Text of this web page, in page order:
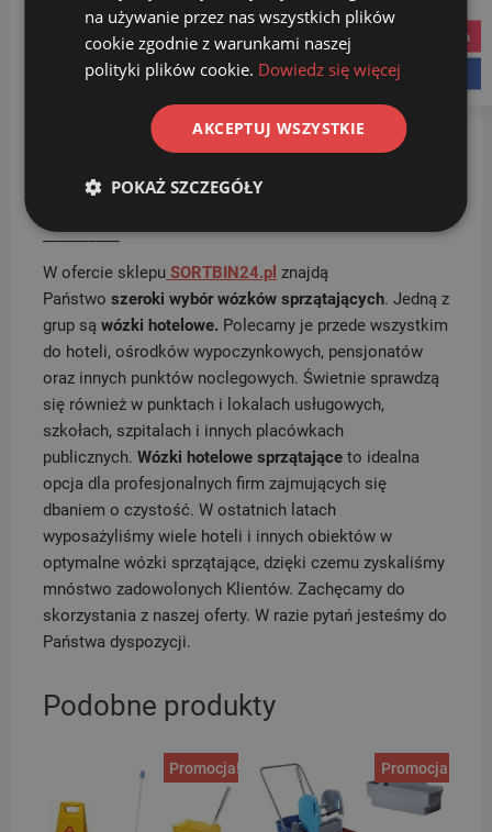
Hotelowy wózek do sprzątania: Wysokiej jakości
(rączka, stelaż i rama)
worek ze zdjęcia nie jest częścią proponowanego
zestawu
__________
W ofercie sklepuSORTBIN24.pl znajdą
Państwo szeroki wybór wózków sprzątających. Jedną z
grup są wózki hotelowe. Polecamy je przede wszystkim
do hoteli, ośrodków wypoczynkowych, pensjonatów
oraz innych punktów noclegowych. Świetnie sprawdzą
się również w punktach i lokalach usługowych,
szkołach, szpitalach i innych placówkach
publicznych. Wózki hotelowe sprzątająceto idealna
opcja dla profesjonalnych firm zajmujących się
dbaniem o czystość. W ostatnich latach
wyposażyliśmy wiele hoteli i innych obiektów w
optymalne wózki sprzątające, dzięki czemu zyskaliśmy
mnóstwo zadowolonych Klientów. Zachęcamy do
skorzystania z naszej oferty. W razie pytań jesteśmy do
Państwa dyspozycji.
Podobne produkty
Promocja! Promocja!
instagram
na używanie przez nas wszystkich plików
cookie zgodnie z warunkami naszej
polityki plików cookie. Dowiedz się więcej
AKCEPTUJ WSZYSTKIE
POKAŻ SZCZEGÓŁY